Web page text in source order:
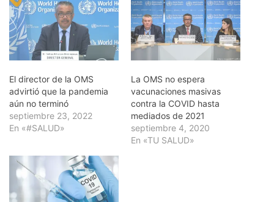
El director de la OMS
advirtió que la pandemia
aún no terminó
septiembre 23, 2022
En «#SALUD»
La OMS no espera
vacunaciones masivas
contra la COVID hasta
mediados de 2021
septiembre 4, 2020
En «TU SALUD»